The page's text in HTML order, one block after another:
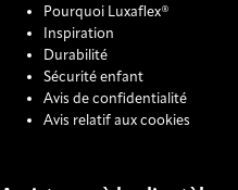
Pourquoi Luxaflex®
Inspiration
Durabilité
Sécurité enfant
Avis de confidentialité
Avis relatif aux cookies